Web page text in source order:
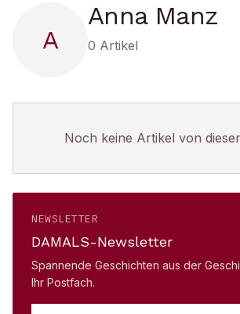
A
Anna Manz
0 Artikel
Noch keine Artikel von
NEWSLETTER
DAMALS-Newsletter
Spannende Geschichten aus der
Ihr Postfach.